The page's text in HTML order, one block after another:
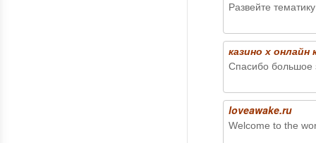
Развейте
казино х онлайн
Спасибо большое
loveawake.ru
Welcome to the